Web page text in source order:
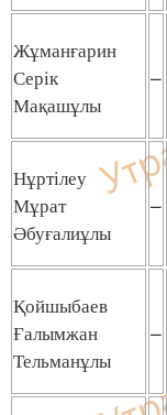
Жұманғарин
Серік
Мақашұлы
–
Нұртілеу
Мұрат
Әбуғалиұлы
–
Қойшыбаев
Ғалымжан
Тельманұлы
–